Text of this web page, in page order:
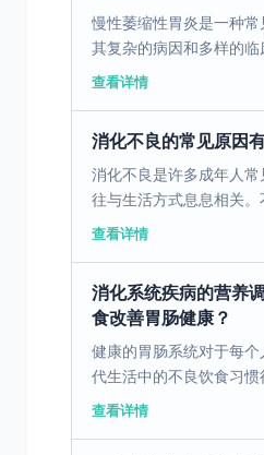
慢性萎缩性胃炎是一种
其复杂的病因和多样的临
影响患者生活质量。 一
查看详情
消化不良的常见原因
消化不良是许多成年人
往与生活方式息息相关。
规律的作息和饮食习惯，
查看详情
消化系统疾病的营养
食改善胃肠健康？
健康的胃肠系统对于每
代生活中的不良饮食习惯
病的高发。通过科学合理
查看详情